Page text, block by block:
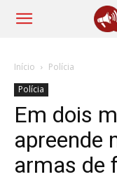
Início
Polícia
Polícia
Em dois
apreende
armas de